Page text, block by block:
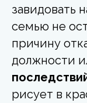
завидовать
семью не
причину
должности
рисует в